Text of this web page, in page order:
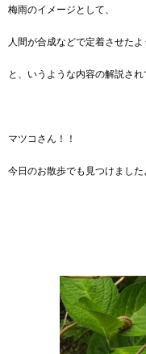
梅雨のイメージとして、
人間が合成などで定着させたよ
と、いうような内容の解説され
マツコさん！！
今日のお散歩でも見つけまし